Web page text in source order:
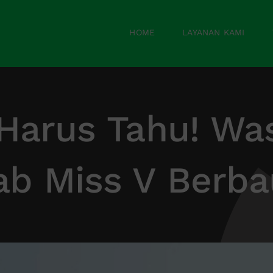
HOME LAYANAN KAMI
Tahu!
Miss V